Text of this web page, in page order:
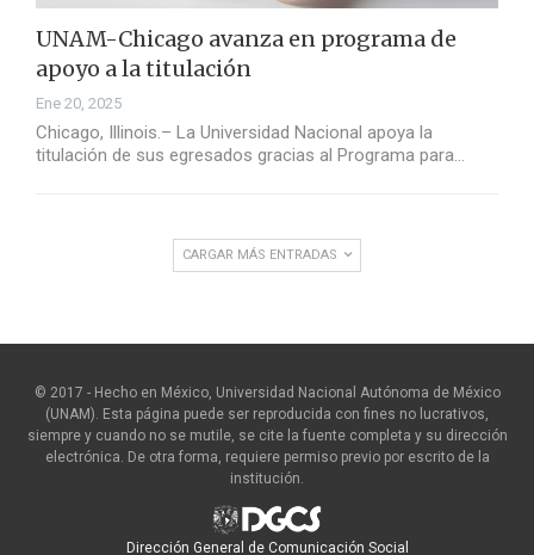
UNAM-Chicago avanza en programa de
apoyo a la titulación
Ene 20, 2025
Chicago, Illinois.– La Universidad Nacional apoya la
titulación de sus egresados gracias al Programa para…
CARGAR MÁS ENTRADAS
© 2017 - Hecho en México, Universidad Nacional Autónoma de México
(UNAM). Esta página puede ser reproducida con fines no lucrativos,
siempre y cuando no se mutile, se cite la fuente completa y su dirección
electrónica. De otra forma, requiere permiso previo por escrito de la
institución.
Dirección General de Comunicación Social